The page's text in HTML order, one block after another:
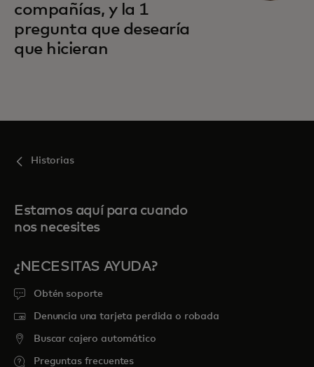
compañías, y la 1
pregunta que desearía
que hicieran
Historias
Estamos aquí para cuando
nos necesites
¿NECESITAS AYUDA?
Obtén soporte
Denuncia una tarjeta perdida o robada
Buscar cajero automático
Preguntas frecuentes